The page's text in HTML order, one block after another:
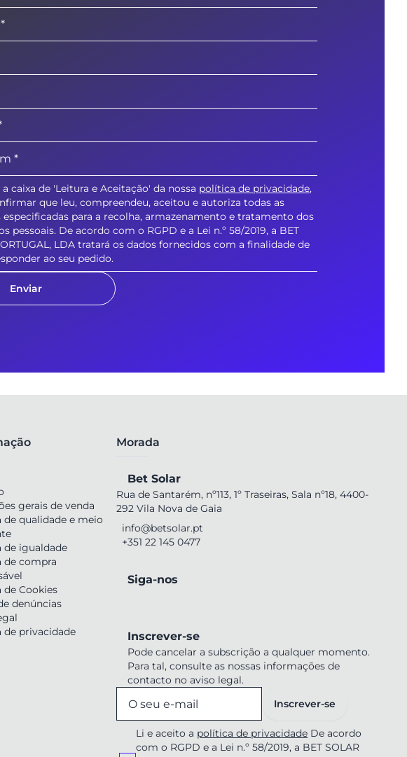
caixa de 'Leitura e Aceitação' da nossa política de privacidade,
que leu, compreendeu, aceitou e autoriza todas as
especificadas para a recolha, armazenamento e tratamento dos
pessoais. De acordo com o RGPD e a Lei n.º 58/2019, a BET
LDA tratará os dados fornecidos com a finalidade de
ao seu pedido.
Enviar
gerais de venda
de qualidade e meio
de igualdade
de compra
de Cookies
denúncias
de privacidade
Morada
Bet Solar
Rua de Santarém, nº113, 1º Traseiras, Sala nº18, 4400-
292 Vila Nova de Gaia
info@betsolar.pt
+351 22 145 0477
Siga-nos
Inscrever-se
Pode cancelar a subscrição a qualquer momento.
Para tal, consulte as nossas informações de
contacto no aviso legal.
Inscrever-se
Li e aceito a política de privacidade De acordo
com o RGPD e a Lei n.º 58/2019, a BET SOLAR